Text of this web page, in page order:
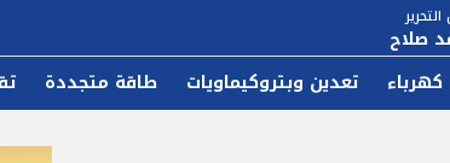
صلاح
كهرباء تعدين وبتروكيماويات طاقة متجددة